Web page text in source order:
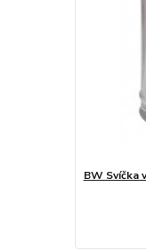
BW Svíčka